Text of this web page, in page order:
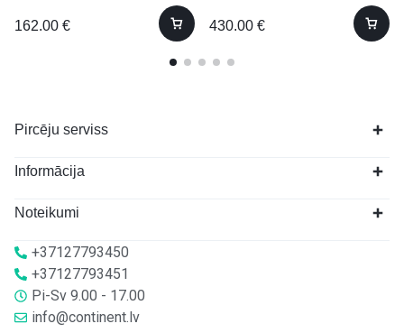
162.00 € 430.00 €
Pircēju serviss
Informācija
Noteikumi
+37127793450
+37127793451
Pi-Sv 9.00 - 17.00
info@continent.lv